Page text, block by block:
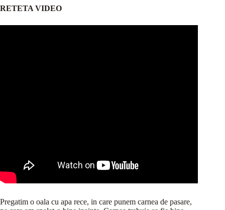
RETETA VIDEO
Pregatim o oala cu apa rece, in care punem carnea de pasare,